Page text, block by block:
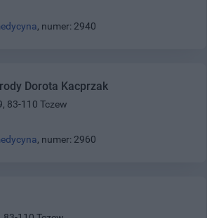
, numer: 2940
Dorota Kacprzak
83-110 Tczew
, numer: 2960